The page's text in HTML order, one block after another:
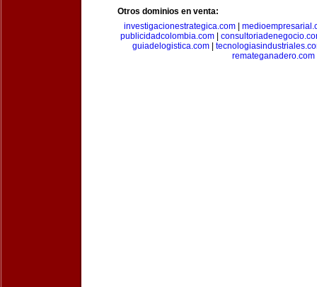
Otros dominios en venta:
investigacionestrategica.com
publicidadcolombia.com|
guiadelogistica.com|
remateganadero.com